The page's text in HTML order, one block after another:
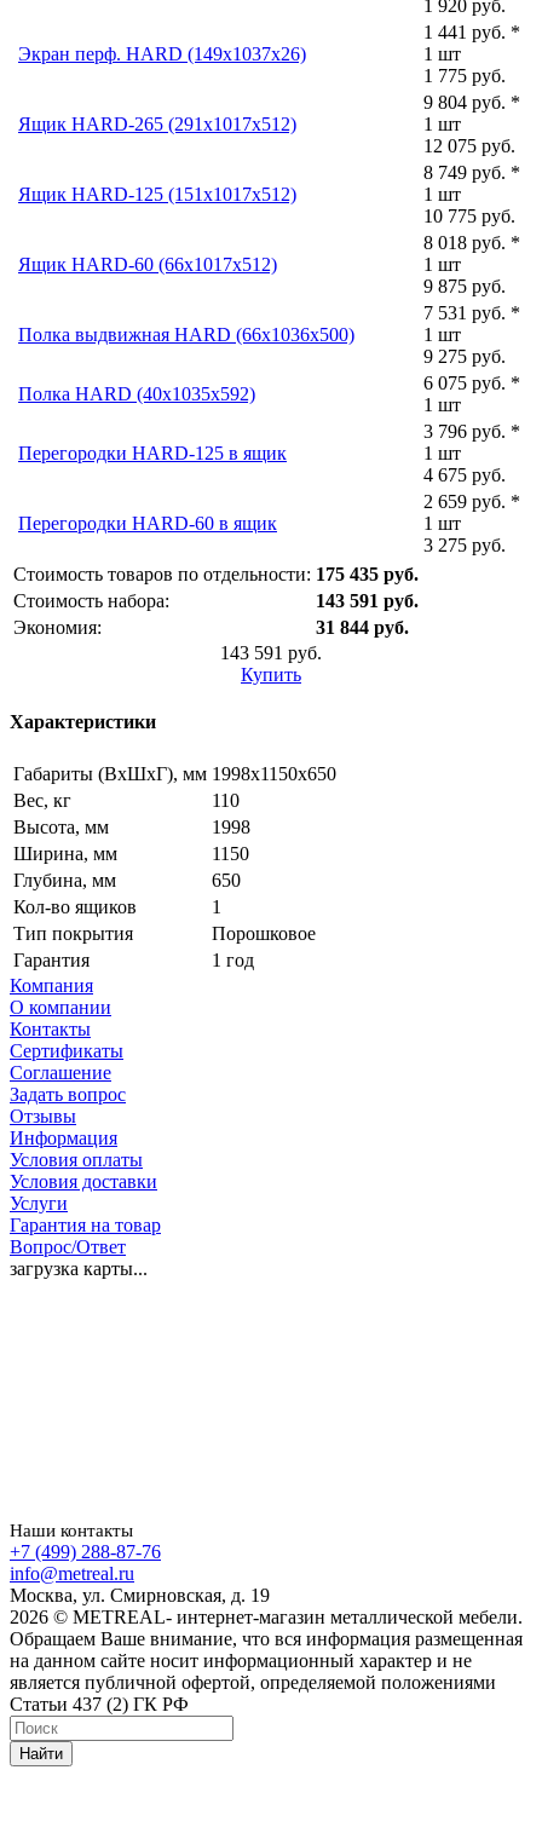
1 920 руб.
Экран перф. HARD (149x1037x26)
1 441 руб. *
1 шт
1 775 руб.
Ящик HARD-265 (291x1017x512)
9 804 руб. *
1 шт
12 075 руб.
Ящик HARD-125 (151x1017x512)
8 749 руб. *
1 шт
10 775 руб.
Ящик HARD-60 (66x1017x512)
8 018 руб. *
1 шт
9 875 руб.
Полка выдвижная HARD (66x1036x500)
7 531 руб. *
1 шт
9 275 руб.
Полка HARD (40x1035x592)
6 075 руб. *
1 шт
Перегородки HARD-125 в ящик
3 796 руб. *
1 шт
4 675 руб.
Перегородки HARD-60 в ящик
2 659 руб. *
1 шт
3 275 руб.
Стоимость товаров по отдельности: 175 435 руб.
Стоимость набора:
143 591 руб.
Экономия:
31 844 руб.
143 591 руб.
Купить
Характеристики
Габариты (ВxШxГ), мм 1998x1150x650
Вес, кг
110
Высота, мм
1998
Ширина, мм
1150
Глубина, мм
650
Кол-во ящиков
1
Тип покрытия
Порошковое
Гарантия
1 год
Компания
О компании
Контакты
Сертификаты
Соглашение
Задать вопрос
Отзывы
Информация
Условия оплаты
Условия доставки
Услуги
Гарантия на товар
Вопрос/Ответ
загрузка карты...
Наши контакты
+7 (499) 288-87-76
info@metreal.ru
Москва, ул. Смирновская, д. 19
2026 © METREAL- интернет-магазин металлической мебели.
Обращаем Ваше внимание, что вся информация размещенная
на данном сайте носит информационный характер и не
является публичной офертой, определяемой положениями
Статьи 437 (2) ГК РФ
Найти